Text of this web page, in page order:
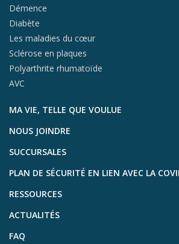
Démence
Diabète
Les maladies du cœur
Sclérose en plaques
Polyarthrite rhumatoïde
AVC
MA VIE, TELLE QUE VOULUE
NOUS JOINDRE
SUCCURSALES
PLAN DE SÉCURITÉ EN LIEN AVEC LA
RESSOURCES
ACTUALITÉS
FAQ